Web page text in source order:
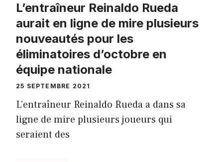
L’entraîneur Reinaldo Rueda
aurait en ligne de mire plusieurs
nouveautés pour les
éliminatoires d’octobre en
équipe nationale
25 SEPTEMBRE 2021
L’entraîneur Reinaldo Rueda a dans sa
ligne de mire plusieurs joueurs qui
seraient des